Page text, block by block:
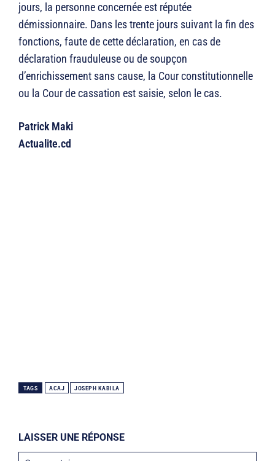
jours, la personne concernée est réputée
démissionnaire. Dans les trente jours suivant la fin des
fonctions, faute de cette déclaration, en cas de
déclaration frauduleuse ou de soupçon
d’enrichissement sans cause, la Cour constitutionnelle
ou la Cour de cassation est saisie, selon le cas.
Patrick Maki
Actualite.cd
TAGS ACAJ JOSEPH KABILA
LAISSER UNE RÉPONSE